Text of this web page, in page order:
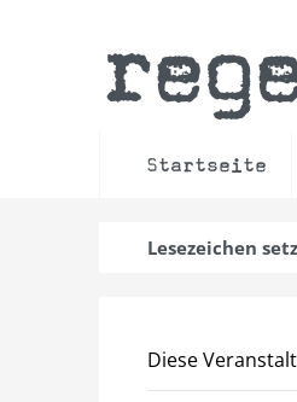
Startseite
Lesezeichen
Diese